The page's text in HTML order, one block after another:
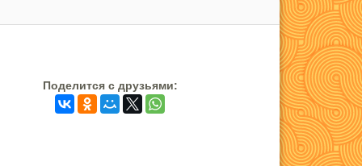
Поделится c друзьями: